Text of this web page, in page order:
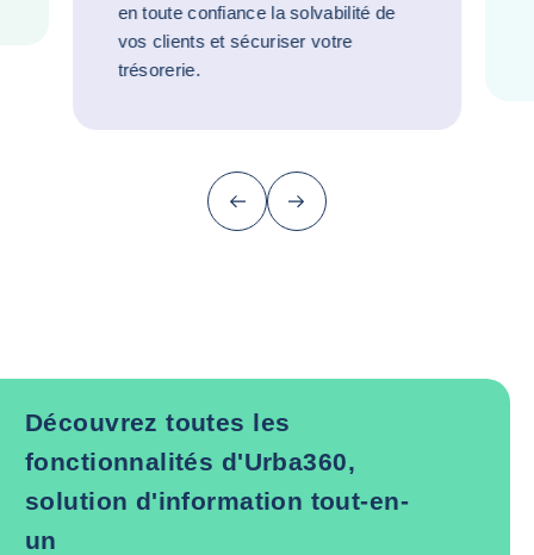
en toute confiance la solvabilité de
vos clients et sécuriser votre
trésorerie.
PrécédentSuivant
Découvrez toutes les
fonctionnalités d'Urba360,
solution d'information tout-en-
un